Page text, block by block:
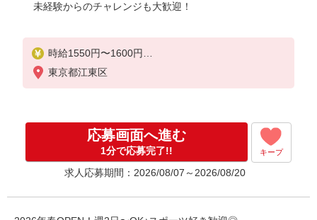
未経験からのチャレンジも大歓迎！
時給1550円〜1600円
月給例：時給1,550円の場合【25万円〜】 1,550円×
東京都江東区
応募画面へ進む
1分で応募完了!! キープ
求人応募期間：2026/08/07～2026/08/20